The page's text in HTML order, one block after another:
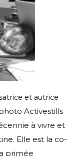
et autrice
Activestills
à vivre et
Elle est la co-
primée